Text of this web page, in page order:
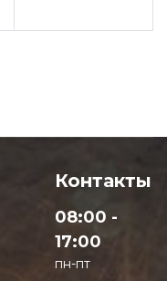
Контакты
08:00 -
17:00
пн-пт